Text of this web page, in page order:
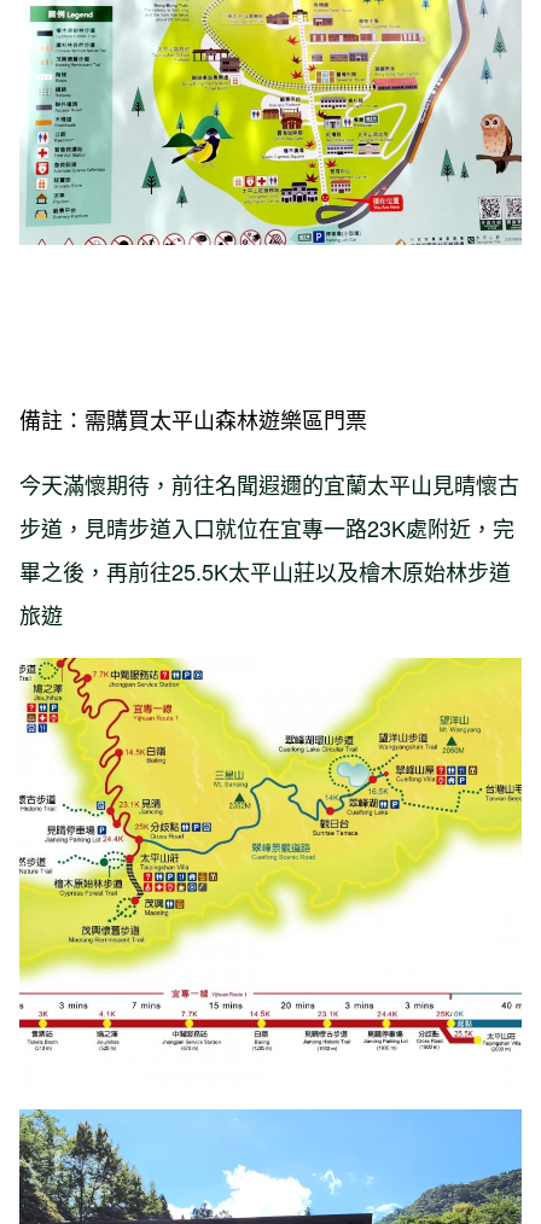
備註：需購買太平山森林遊樂區門票
今天滿懷期待，前往名聞遐邇的宜蘭太平山見晴懷古
步道，見晴步道入口就位在宜專一路23K處附近，完
畢之後，再前往25.5K太平山莊以及檜木原始林步道
旅遊